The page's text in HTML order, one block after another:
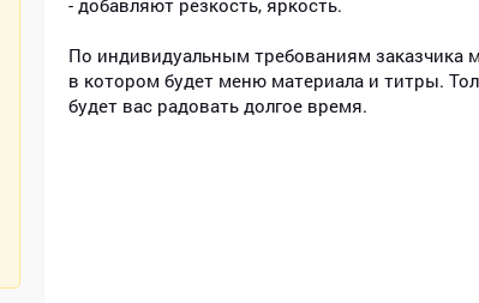
- добавляют резкость, яркость.
По индивидуальным требованиям заказчика
в котором будет меню материала и титры.
будет вас радовать долгое время.